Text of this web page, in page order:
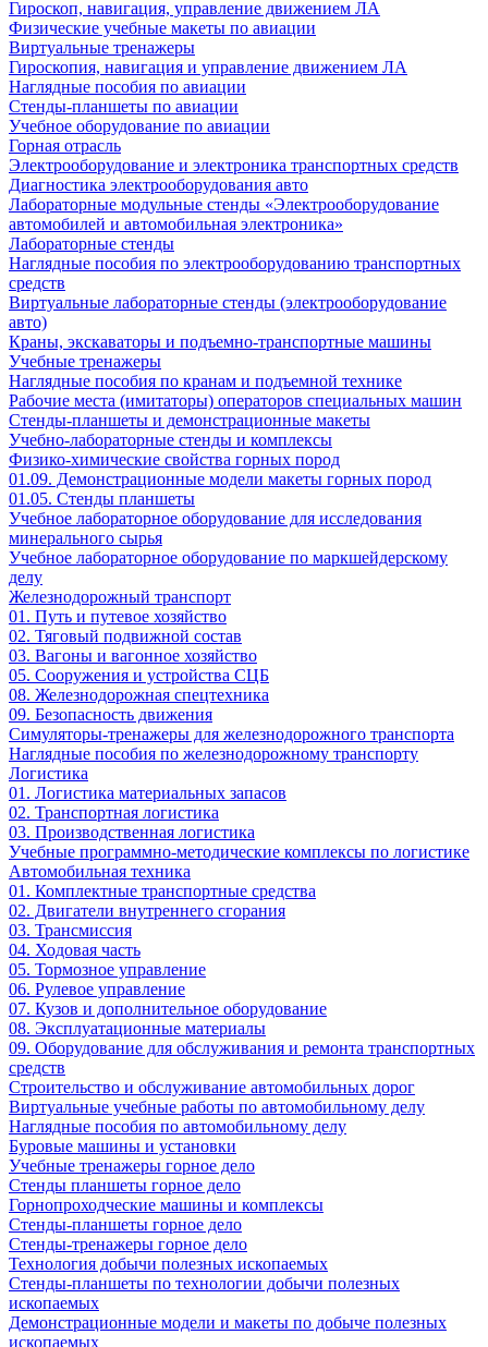
Гироскоп, навигация, управление движением ЛА
Физические учебные макеты по авиации
Виртуальные тренажеры
Гироскопия, навигация и управление движением ЛА
Наглядные пособия по авиации
Стенды-планшеты по авиации
Учебное оборудование по авиации
Горная отрасль
Электрооборудование и электроника транспортных средств
Диагностика электрооборудования авто
Лабораторные модульные стенды «Электрооборудование
автомобилей и автомобильная электроника»
Лабораторные стенды
Наглядные пособия по электрооборудованию транспортных
средств
Виртуальные лабораторные стенды (электрооборудование
авто)
Краны, экскаваторы и подъемно-транспортные машины
Учебные тренажеры
Наглядные пособия по кранам и подъемной технике
Рабочие места (имитаторы) операторов специальных машин
Стенды-планшеты и демонстрационные макеты
Учебно-лабораторные стенды и комплексы
Физико-химические свойства горных пород
01.09. Демонстрационные модели макеты горных пород
01.05. Стенды планшеты
Учебное лабораторное оборудование для исследования
минерального сырья
Учебное лабораторное оборудование по маркшейдерскому
делу
Железнодорожный транспорт
01. Путь и путевое хозяйство
02. Тяговый подвижной состав
03. Вагоны и вагонное хозяйство
05. Сооружения и устройства СЦБ
08. Железнодорожная спецтехника
09. Безопасность движения
Симуляторы-тренажеры для железнодорожного транспорта
Наглядные пособия по железнодорожному транспорту
Логистика
01. Логистика материальных запасов
02. Транспортная логистика
03. Производственная логистика
Учебные программно-методические комплексы по логистике
Автомобильная техника
01. Комплектные транспортные средства
02. Двигатели внутреннего сгорания
03. Трансмиссия
04. Ходовая часть
05. Тормозное управление
06. Рулевое управление
07. Кузов и дополнительное оборудование
08. Эксплуатационные материалы
09. Оборудование для обслуживания и ремонта транспортных
средств
Строительство и обслуживание автомобильных дорог
Виртуальные учебные работы по автомобильному делу
Наглядные пособия по автомобильному делу
Буровые машины и установки
Учебные тренажеры горное дело
Стенды планшеты горное дело
Горнопроходческие машины и комплексы
Стенды-планшеты горное дело
Стенды-тренажеры горное дело
Технология добычи полезных ископаемых
Стенды-планшеты по технологии добычи полезных
ископаемых
Демонстрационные модели и макеты по добыче полезных
ископаемых